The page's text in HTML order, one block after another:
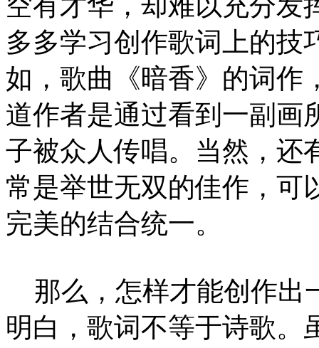
多多学习创作歌词上的技
如，歌曲《暗香》的词作
道作者是通过看到一副画
子被众人传唱。当然，还
常是举世无双的佳作，可
完美的结合统一。
那么，怎样才能创作出
明白，歌词不等于诗歌。